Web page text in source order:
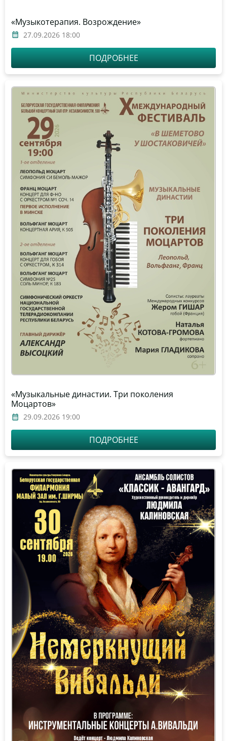
«Музыкотерапия. Возрождение»
27.09.2026 18:00
ПОДРОБНЕЕ
«Музыкальные династии. Три поколения
Моцартов»
29.09.2026 19:00
ПОДРОБНЕЕ